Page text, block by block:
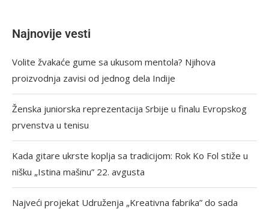
Najnovije vesti
Volite žvakaće gume sa ukusom mentola? Njihova
proizvodnja zavisi od jednog dela Indije
Ženska juniorska reprezentacija Srbije u finalu Evropskog
prvenstva u tenisu
Kada gitare ukrste koplja sa tradicijom: Rok Ko Fol stiže u
nišku „Istina mašinu” 22. avgusta
Najveći projekat Udruženja „Kreativna fabrika” do sada